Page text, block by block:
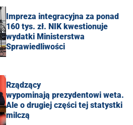
Impreza integracyjna za ponad
160 tys. zł. NIK kwestionuje
wydatki Ministerstwa
Sprawiedliwości
Rządzący
wypominają prezydentowi weta.
Ale o drugiej części tej statystki
milczą